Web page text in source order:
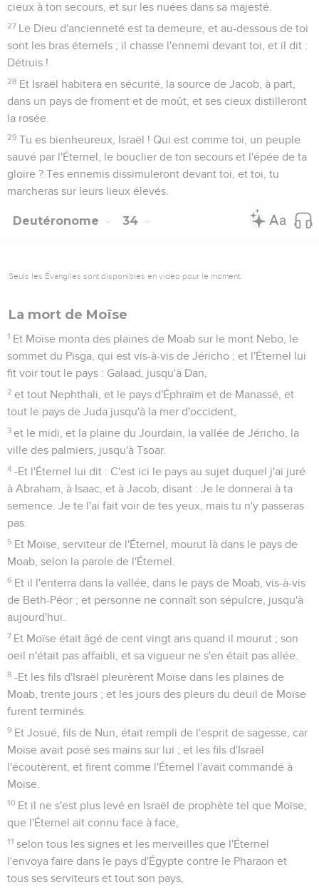
cieux à ton secours, et sur les nuées dans sa majesté.
27 Le Dieu d'ancienneté est ta demeure, et au-dessous de toi
sont les bras éternels ; il chasse l'ennemi devant toi, et il dit :
Détruis !
28 Et Israël habitera en sécurité, la source de Jacob, à part,
dans un pays de froment et de moût, et ses cieux distilleront
la rosée.
29 Tu es bienheureux, Israël ! Qui est comme toi, un peuple
sauvé par l'Éternel, le bouclier de ton secours et l'épée de ta
gloire ? Tes ennemis dissimuleront devant toi, et toi, tu
marcheras sur leurs lieux élevés.
Deutéronome 34
Seuls les Évangiles sont disponibles en vidéo pour le moment.
La mort de Moïse
1 Et Moïse monta des plaines de Moab sur le mont Nebo, le
sommet du Pisga, qui est vis-à-vis de Jéricho ; et l'Éternel lui
fit voir tout le pays : Galaad, jusqu'à Dan,
2 et tout Nephthali, et le pays d'Éphraïm et de Manassé, et
tout le pays de Juda jusqu'à la mer d'occident,
3 et le midi, et la plaine du Jourdain, la vallée de Jéricho, la
ville des palmiers, jusqu'à Tsoar.
4 -Et l'Éternel lui dit : C'est ici le pays au sujet duquel j'ai juré
à Abraham, à Isaac, et à Jacob, disant : Je le donnerai à ta
semence. Je te l'ai fait voir de tes yeux, mais tu n'y passeras
pas.
5 Et Moïse, serviteur de l'Éternel, mourut là dans le pays de
Moab, selon la parole de l'Éternel.
6 Et il l'enterra dans la vallée, dans le pays de Moab, vis-à-vis
de Beth-Péor ; et personne ne connaît son sépulcre, jusqu'à
aujourd'hui.
7 Et Moïse était âgé de cent vingt ans quand il mourut ; son
oeil n'était pas affaibli, et sa vigueur ne s'en était pas allée.
8 -Et les fils d'Israël pleurèrent Moïse dans les plaines de
Moab, trente jours ; et les jours des pleurs du deuil de Moïse
furent terminés.
9 Et Josué, fils de Nun, était rempli de l'esprit de sagesse, car
Moïse avait posé ses mains sur lui ; et les fils d'Israël
l'écoutèrent, et firent comme l'Éternel l'avait commandé à
Moïse.
10 Et il ne s'est plus levé en Israël de prophète tel que Moïse,
que l'Éternel ait connu face à face,
11 selon tous les signes et les merveilles que l'Éternel
l'envoya faire dans le pays d'Égypte contre le Pharaon et
tous ses serviteurs et tout son pays,